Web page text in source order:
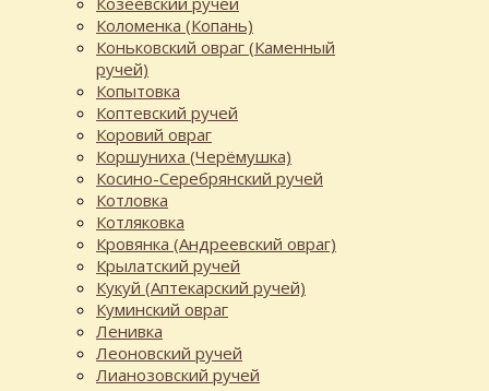
Коломенка (Копань)
Коньковский овраг (Каменный
ручей)
Копытовка
Коптевский ручей
Коровий овраг
Коршуниха (Черёмушка)
Косино-Серебрянский ручей
Котловка
Котляковка
Кровянка (Андреевский овраг)
Крылатский ручей
Кукуй (Аптекарский ручей)
Куминский овраг
Ленивка
Леоновский ручей
Лианозовский ручей